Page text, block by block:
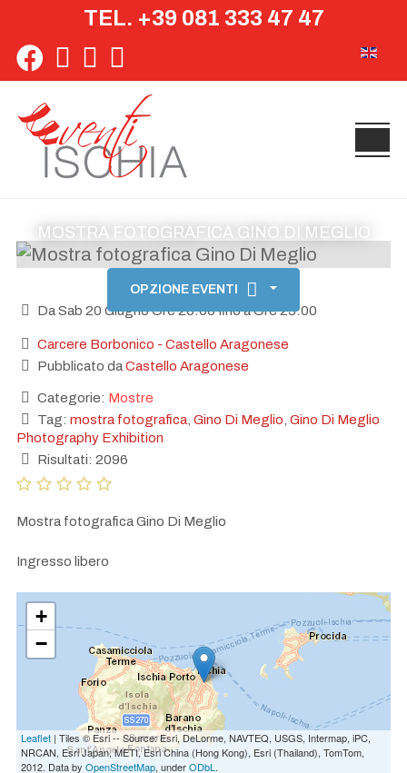
TEL. +39 081 333 47 47
MOSTRA FOTOGRAFICA GINO DI MEGLIO
OPZIONE EVENTI
Da Sab 20 Giugno Ore 20:00 fino a Ore 23:00
Carcere Borbonico - Castello Aragonese
Pubblicato daCastello Aragonese
Categorie: Mostre
Tag: mostra fotografica Gino Di Meglio Gino Di Meglio
Photography Exhibition
Risultati: 2096
Mostra fotografica Gino Di Meglio
Ingresso libero
+
−
Leaflet | Tiles © Esri -- Source: Esri, DeLorme, NAVTEQ, USGS, Intermap, iPC,
NRCAN, Esri Japan, METI, Esri China (Hong Kong), Esri (Thailand), TomTom,
2012. Data by OpenStreetMap, underODbL .